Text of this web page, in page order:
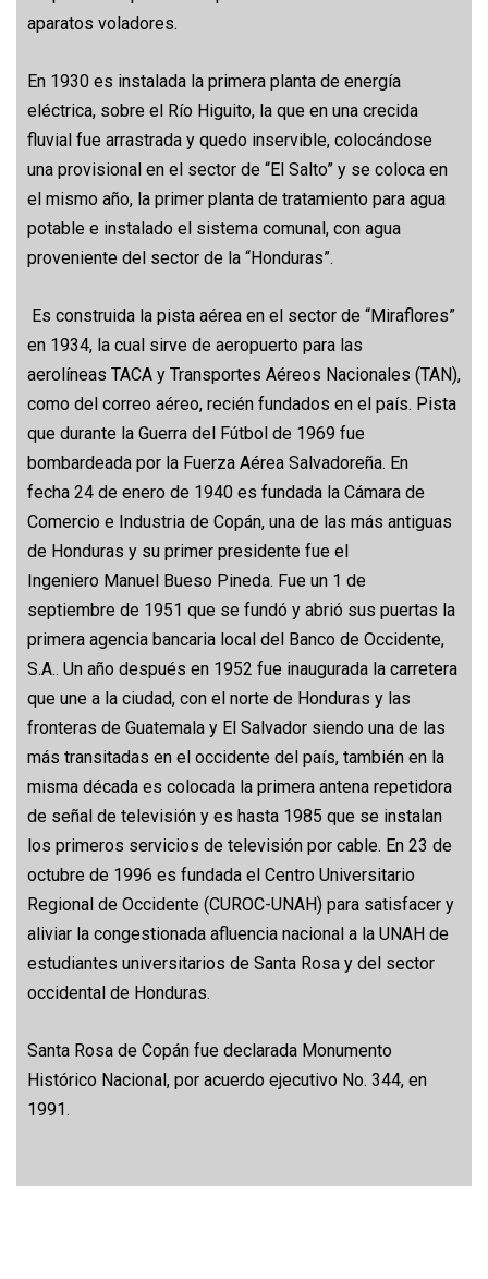
aparatos voladores.
En 1930 es instalada la primera planta de energía
eléctrica, sobre el Río Higuito, la que en una crecida
fluvial fue arrastrada y quedo inservible, colocándose
una provisional en el sector de “El Salto” y se coloca en
el mismo año, la primer planta de tratamiento para agua
potable e instalado el sistema comunal, con agua
proveniente del sector de la “Honduras”.
Es construida la pista aérea en el sector de “Miraflores”
en 1934, la cual sirve de aeropuerto para las
aerolíneas TACA y Transportes Aéreos Nacionales (TAN),
como del correo aéreo, recién fundados en el país. Pista
que durante la Guerra del Fútbol de 1969 fue
bombardeada por la Fuerza Aérea Salvadoreña. En
fecha 24 de enero de 1940 es fundada la Cámara de
Comercio e Industria de Copán, una de las más antiguas
de Honduras y su primer presidente fue el
Ingeniero Manuel Bueso Pineda. Fue un 1 de
septiembre de 1951 que se fundó y abrió sus puertas la
primera agencia bancaria local del Banco de Occidente,
S.A.. Un año después en 1952 fue inaugurada la carretera
que une a la ciudad, con el norte de Honduras y las
fronteras de Guatemala y El Salvador siendo una de las
más transitadas en el occidente del país, también en la
misma década es colocada la primera antena repetidora
de señal de televisión y es hasta 1985 que se instalan
los primeros servicios de televisión por cable. En 23 de
octubre de 1996 es fundada el Centro Universitario
Regional de Occidente (CUROC-UNAH) para satisfacer y
aliviar la congestionada afluencia nacional a la UNAH de
estudiantes universitarios de Santa Rosa y del sector
occidental de Honduras.
Santa Rosa de Copán fue declarada Monumento
Histórico Nacional, por acuerdo ejecutivo No. 344, en
1991.